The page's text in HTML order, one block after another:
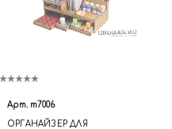
Арт. m7006
ОРГАНАЙЗЕР ДЛЯ